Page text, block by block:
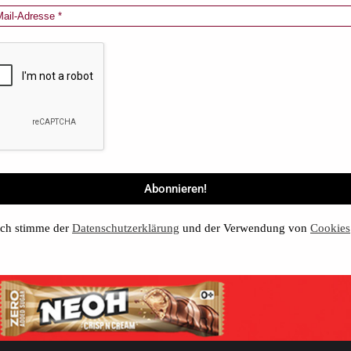
stimme der Datenschutzerklärung und der Verwendung von Cookies